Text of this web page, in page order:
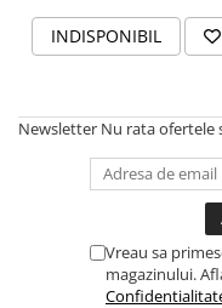
Role Casă de Marcat
Instrumente de scris
Creioane Grafice
Markere / Textmarkere
INDISPONIBIL
Newsletter Nu rata ofertele
Vreau sa
magazinului.